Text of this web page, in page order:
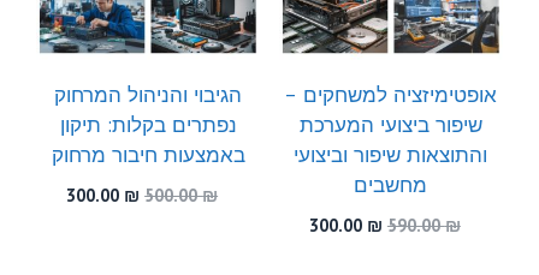
אופטימיזציה למשחקים –
שיפור ביצועי המערכת
והתוצאות שיפור וביצועי
מחשבים
590.00₪
המחיר
300.00 ₪
הגיבוי והניהול המרחוק
נפתרים בקלות: תיקון
באמצעות חיבור מרחוק
500.00₪
המחיר
300.00 ₪
המחיר